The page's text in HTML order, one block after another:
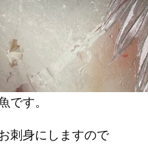
です。
刺身にしますので